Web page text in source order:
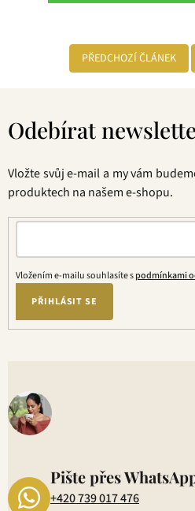
PŘEDCHOZÍ ČLÁNEK
Odebírat
Vložte svůj e-mail a my vám
produktech na našem e-shopu.
Vložením e-mailu souhlasíte spodmínkami
PŘIHLÁSIT SE
Pište přes
+420 739 017 476